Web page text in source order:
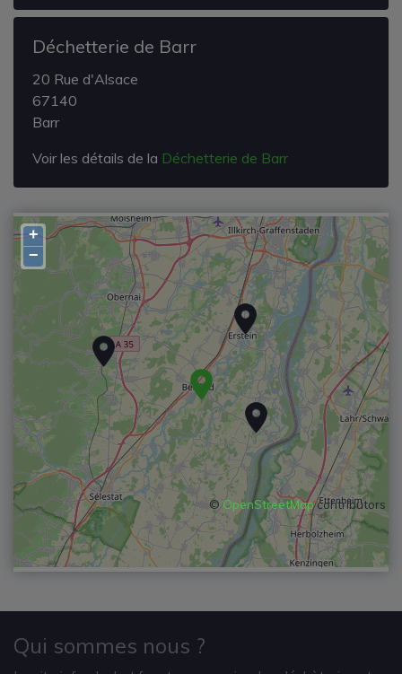
+
−
©OpenStreetMapcontributors
Déchetterie de Barr
20 Rue d'Alsace
67140
Barr
Voir les détails de la Déchetterie de Barr
Qui sommes nous ?